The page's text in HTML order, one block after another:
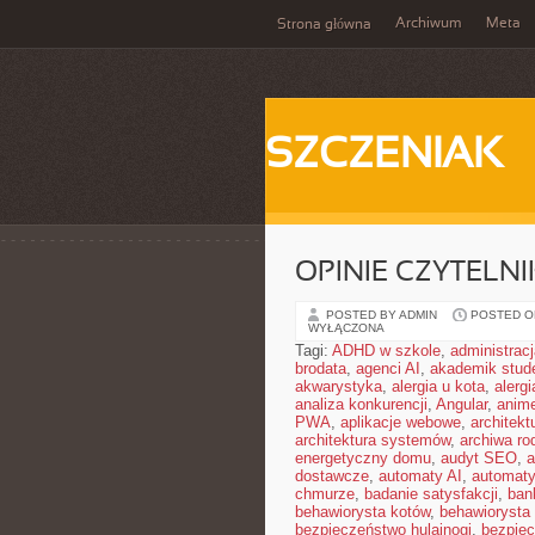
Strona główna Archiwum Meta
SZCZENIAK
OPINIE
POSTED BY ADMIN POSTED
WYŁĄCZONA
Tagi: ADHD w szkole,
brodata, agenci AI , akademik
akwarystyka, alergia u kota,
analiza konkurencji, Angular,
PWA, aplikacje webowe,
architektura systemów, archiwa
energetyczny domu, audyt SEO,
dostawcze, automaty AI ,
chmurze, badanie satysfakcji,
behawiorysta kotów, behawiorysta
bezpieczeństwo hulajnogi,